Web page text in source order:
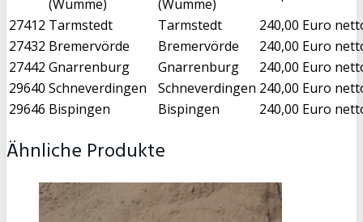
(Wümme) (Wümme)
27412 Tarmstedt Tarmstedt
240,00 Euro
27432 Bremervörde Bremervörde
240,00 Euro
27442 Gnarrenburg Gnarrenburg
240,00 Euro
29640 Schneverdingen Schneverdingen 240,00 Euro
29646 Bispingen Bispingen 240,00 Euro
Ähnliche Produkte